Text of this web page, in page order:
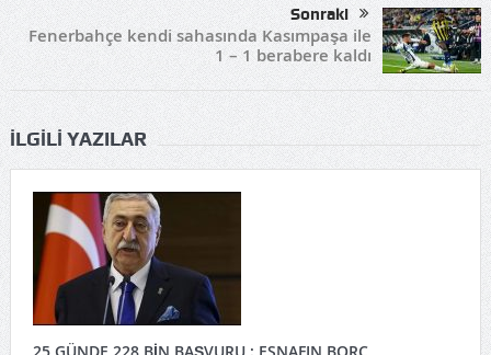
Sonraki
Fenerbahçe kendi sahasında Kasımpaşa ile
1 – 1 berabere kaldı
İLGILI YAZILAR